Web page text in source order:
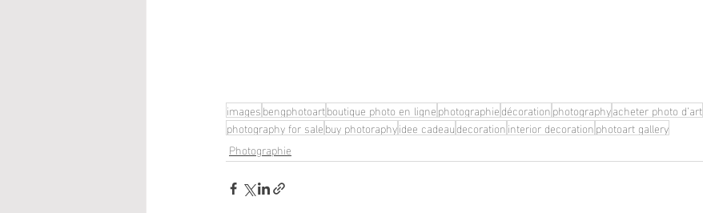
imagesbengphotoartboutique photo en lignephotographiedécorationphotographyacheter photo d’art
photography for salebuy photoraphyidee cadeaudecorationinterior decorationphotoart gallery
Photographie